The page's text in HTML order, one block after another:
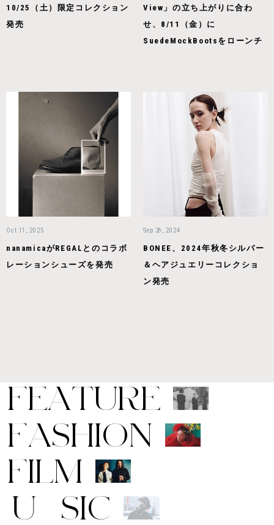
10/25（土）限定コレクション
発売
View」の立ち上がりに合わ
せ、8/11（金）に
SuedeMockBootsをローンチ
Oct 11, 2025
nanamicaがREGALとのコラボ
レーションシューズを発売
Sep 26, 2024
BONEE、2024年秋冬シルバー
＆ヘアジュエリーコレクショ
ン発売
FEATURE
FASHION
FILM
M
SIC